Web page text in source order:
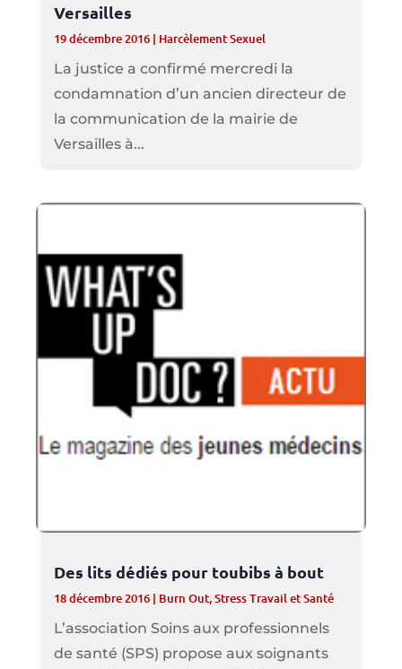
Versailles
19 décembre 2016| Harcèlement Sexuel
La justice a confirmé mercredi la
condamnation d’un ancien directeur de
la communication de la mairie de
Versailles à...
Des lits dédiés pour toubibs à bout
18 décembre 2016| Burn Out,Stress Travail et Santé
L’association Soins aux professionnels
de santé (SPS) propose aux soignants